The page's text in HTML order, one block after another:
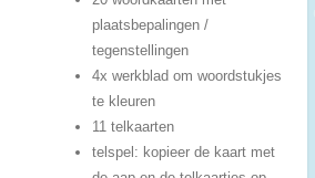
plaatsbepalingen /
tegenstellingen
4x werkblad om woordstukjes
te kleuren
11 telkaarten
telspel: kopieer de kaart met